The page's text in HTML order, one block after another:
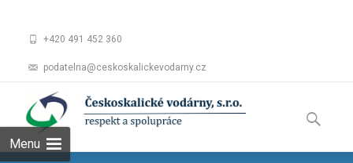
+420 491 452 360
podatelna@ceskoskalickevodarny.cz
Menu
to
content